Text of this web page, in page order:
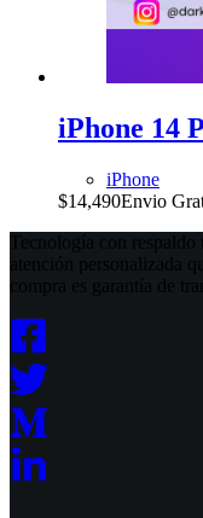
iPhone 14
iPhone
$14,490Envio
Tecnología con
atención personalizada
compra es garantía de